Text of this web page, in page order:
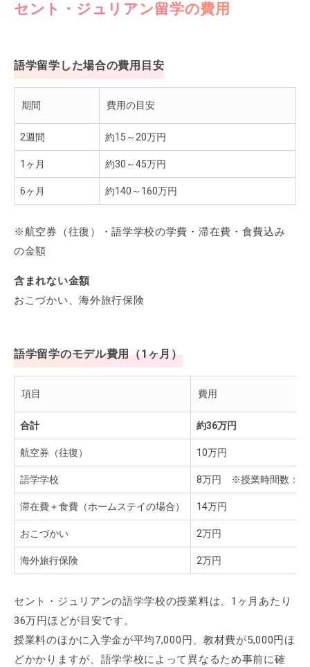
セント・ジュリアン留学の費用
語学留学した場合の費用目安
期間 費用の目安
2週間 約15～20万円
1ヶ月 約30～45万円
6ヶ月 約140～160万円
※航空券（往復）・語学学校の学費・滞在費・食費込み
の金額
含まれない金額
おこづかい、海外旅行保険
語学留学のモデル費用（1ヶ月）
項目 費用
合計 約36万円
航空券（往復） 10万円
語学学校 8万円 ※授業時間数：20
滞在費＋食費（ホームステイの場合） 14万円
おこづかい 2万円
海外旅行保険 2万円
セント・ジュリアンの語学学校の授業料は、1ヶ月あたり
36万円ほどが目安です。
授業料のほかに入学金が平均7,000円、教材費が5,000円ほ
どかかりますが、語学学校によって異なるため事前に確